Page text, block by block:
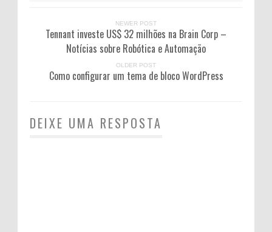
NEWER POST
Tennant investe US$ 32 milhões na Brain Corp –
Notícias sobre Robótica e Automação
OLDER POST
Como configurar um tema de bloco WordPress
DEIXE UMA RESPOSTA